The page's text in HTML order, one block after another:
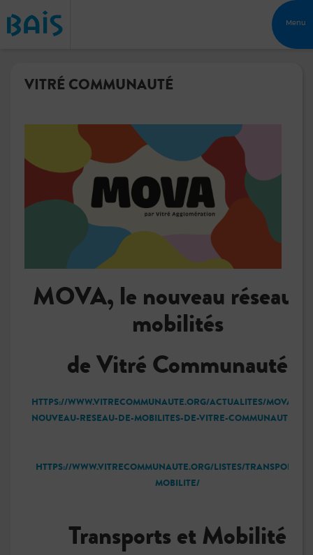
Menu
VITRÉ COMMUNAUTÉ
MOVA, le nouveau réseau
mobilités
de Vitré Communauté
HTTPS://WWW.VITRECOMMUNAUTE.ORG/ACTUALITES/MOVA-LE-
NOUVEAU-RESEAU-DE-MOBILITES-DE-VITRE-COMMUNAUTE/
HTTPS://WWW.VITRECOMMUNAUTE.ORG/LISTES/TRANSPORTS-
MOBILITE/
Transports et Mobilité